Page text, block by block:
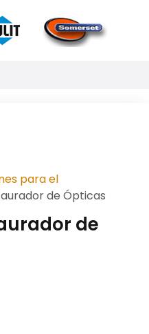
para el
de Ópticas
de